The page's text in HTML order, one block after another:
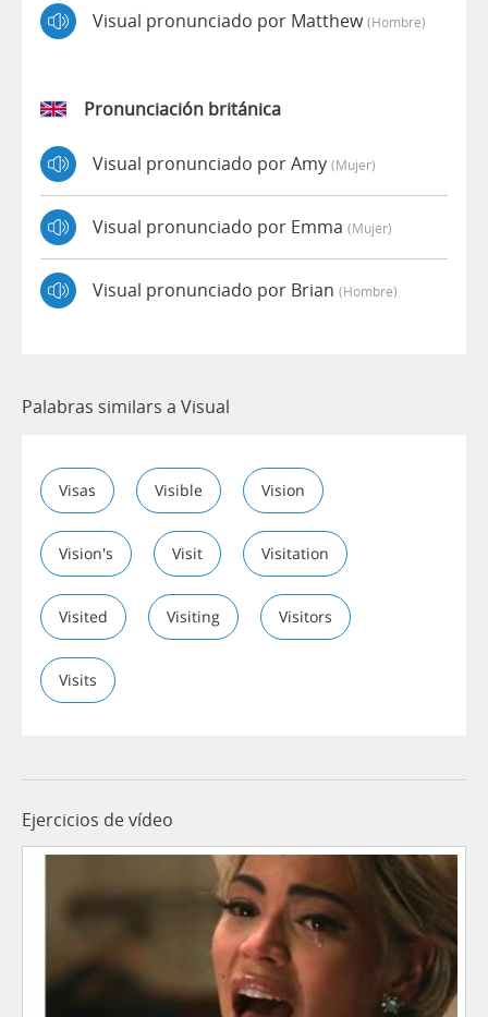
Visual pronunciado por Matthew(hombre)
Pronunciación británica
Visual pronunciado por Amy (mujer)
Visual pronunciado por Emma (mujer)
Visual pronunciado por Brian (hombre)
Palabras similars a Visual
Visas Visible Vision
Vision's Visit Visitation
Visited Visiting Visitors
Visits
Ejercicios de vídeo